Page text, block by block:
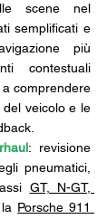
scene nel
semplificati e
più
contestuali
comprendere
veicolo e le
: revisione
pneumatici,
GT, N-GT,
Porsche 911